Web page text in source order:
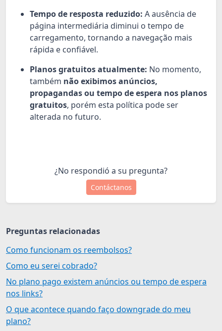
Tempo de resposta reduzido: A ausência de
página intermediária diminui o tempo de
carregamento, tornando a navegação mais
rápida e confiável.
Planos gratuitos atualmente: No momento,
também não exibimos anúncios,
propagandas ou tempo de espera nos planos
gratuitos, porém esta política pode ser
alterada no futuro.
¿No respondió a su pregunta?
Contáctanos
Preguntas relacionadas
Como funcionam os reembolsos?
Como eu serei cobrado?
No plano pago existem anúncios ou tempo de espera
nos links?
O que acontece quando faço downgrade do meu
plano?